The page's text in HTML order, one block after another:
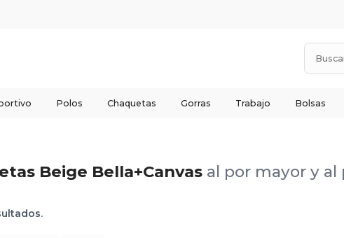
Polos Chaquetas Gorras Trabajo Bolsas
Beige Bella+Canvas al por mayor y